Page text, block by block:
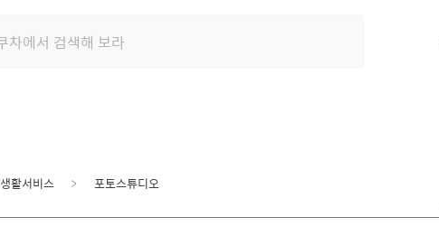
생활서비스 포토스튜디오